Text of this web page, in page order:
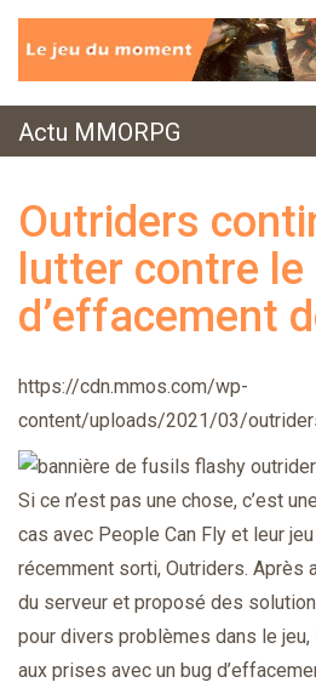
Actu MMORPG
Outriders
lutter contre le
d’effacement
https://cdn.mmos.com/wp-
content/uploads/2021/03/
Si ce n’est pas une chose, c’est
cas avec People Can Fly et leur
récemment sorti, Outriders. Après
du serveur et proposé des
pour divers problèmes dans le jeu,
aux prises avec un bug